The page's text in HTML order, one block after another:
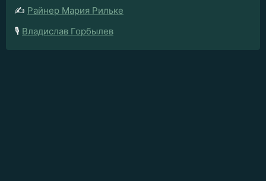
✍️ Райнер Мария Рильке
🎙️ Владислав Горбылев